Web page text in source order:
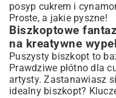
posyp cukrem i
Proste, a jakie pyszne!
Biszkoptowe
na kreatywne
Puszysty biszkopt to
Prawdziwe płótno dla
artysty. Zastanawiasz
idealny biszkopt?